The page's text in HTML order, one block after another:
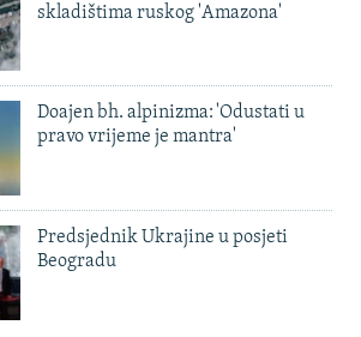
skladištima ruskog 'Amazona'
Doajen bh. alpinizma: 'Odustati u
pravo vrijeme je mantra'
Predsjednik Ukrajine u posjeti
Beogradu